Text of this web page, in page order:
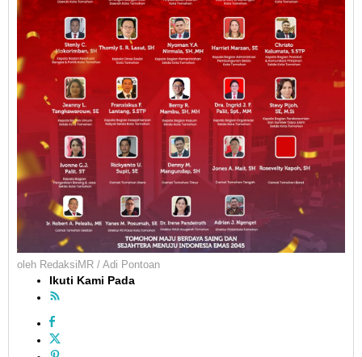
oleh RedaksiMR / Adi Pontoan
Ikuti Kami Pada